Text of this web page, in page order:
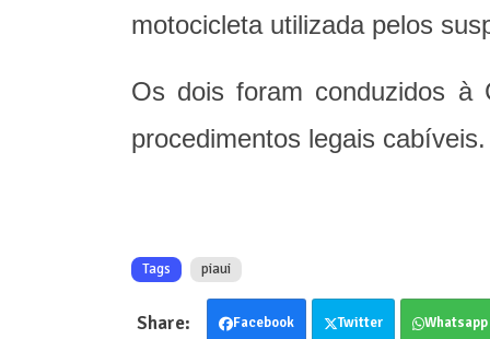
motocicleta utilizada pelos
Os dois foram conduzidos à
procedimentos legais cabíveis.
Tags piaui
Facebook Twitter Whatsapp